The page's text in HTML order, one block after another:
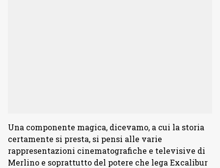
Una componente magica, dicevamo, a cui la storia
certamente si presta, si pensi alle varie
rappresentazioni cinematografiche e televisive di
Merlino e soprattutto del potere che lega Excalibur